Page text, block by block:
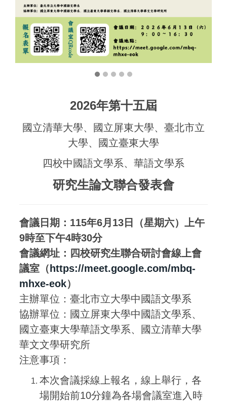
2026年第十五屆
國立清華大學、國立屏東大學、臺北市立
大學、國立臺東大學
四校中國語文學系、華語文學系
研究生論文聯合發表會
會議日期：115年6月13日（星期六）上午
9時至下午4時30分
會議網址： 四校研究生聯合研討會線上會
議室 （ https://meet.google.com/mbq-
mhxe-eok）
主辦單位：臺北市立大學中國語文學系
協辦單位：國立屏東大學中國語文學系、
國立臺東大學華語文學系、國立清華大學
華文文學研究所
注意事項：
本次會議採線上報名，線上舉行，各
場開始前10分鐘為各場會議室進入時